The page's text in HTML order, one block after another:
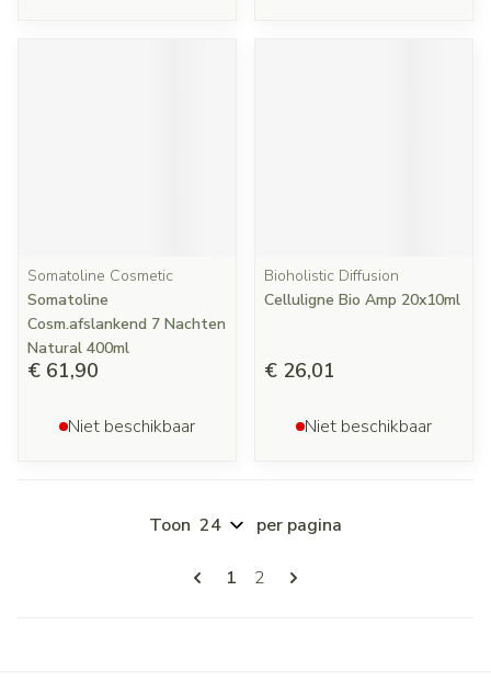
Somatoline Cosmetic
Somatoline
Cosm.afslankend 7 Nachten
Natural 400ml
€ 61,90
Niet beschikbaar
Bioholistic Diffusion
Celluligne Bio Amp 20x10ml
€ 26,01
Niet beschikbaar
Pagina's
U lees momenteel pagina
1 Pagina
2
Toon per pagina